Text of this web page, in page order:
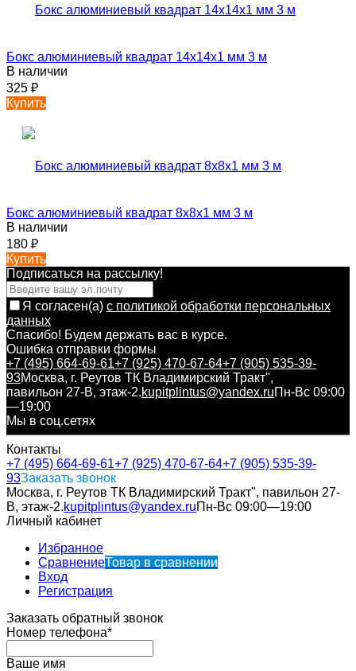
Бокс алюминиевый квадрат 14х14х1 мм 3 м
В наличии
325 ₽
Купить
Бокс алюминиевый квадрат 8х8х1 мм 3 м
В наличии
180 ₽
Купить
Подписаться на рассылкy!
Я согласен(a) с политикой обработки персональных
данных
Спасибо! Будем держать вас в курсе.
Ошибка отправки формы
+7 (495) 664-69-61+7 (925) 470-67-64+7 (905) 535-39-
93Москва, г. Реутов ТК Владимирский Тракт",
павильон 27-В, этаж-2.kupitplintus@yandex.ruПн-Вс 09:00
—19:00
Мы в соц.сетях
Контакты
+7 (495) 664-69-61+7 (925) 470-67-64+7 (905) 535-39-
93Заказать звонок
Москва, г. Реутов ТК Владимирский Тракт", павильон 27-
В, этаж-2.kupitplintus@yandex.ruПн-Вс 09:00—19:00
Личный кабинет
Избранное
СравнениеТовар в сравнении
Вход
Регистрация
Заказать обратный звонок
Номер телефона*
Ваше имя